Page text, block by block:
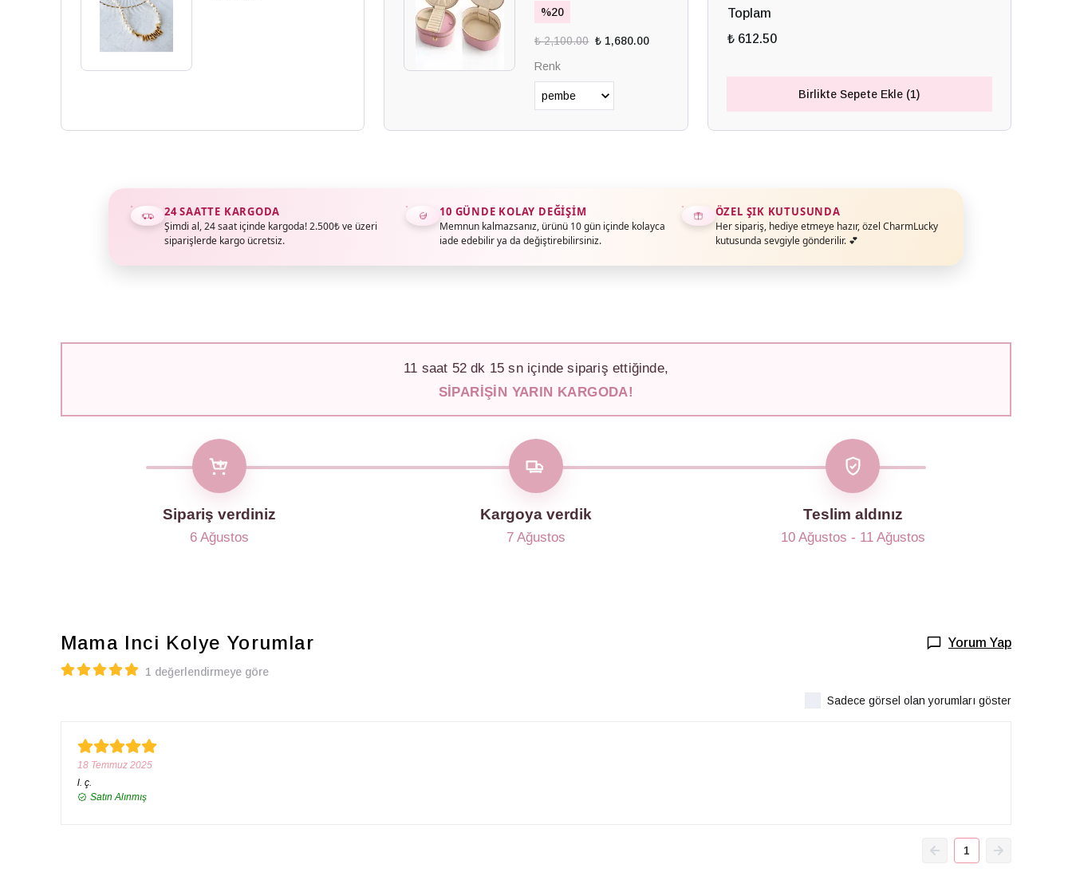
%20
₺ 2,100.00 ₺ 1,680.00
Renk
Toplam
₺ 612.50
Birlikte Sepete Ekle (1)
24 SAATTE KARGODA
Şimdi al, 24 saat içinde kargoda! 2.500₺ ve üzeri
siparişlerde kargo ücretsiz.
10 GÜNDE KOLAY DEĞIŞIM
Memnun kalmazsanız, ürünü 10 gün içinde kolayca
iade edebilir ya da değiştirebilirsiniz.
ÖZEL ŞIK KUTUSUNDA
Her sipariş, hediye etmeye hazır, özel CharmLucky
kutusunda sevgiyle gönderilir. 💕
11 saat 52dk 12 sn içinde sipariş ettiğinde,
SIPARIŞIN YARIN KARGODA!
Sipariş verdiniz
6 Ağustos
Kargoya verdik
7 Ağustos
Teslim aldınız
10 Ağustos - 11 Ağustos
Mama Inci Kolye Yorumlar Yorum Yap
1 değerlendirmeye göre
Sadece görsel olan yorumları göster
18 Temmuz 2025
l. ç.
Satın Alınmış
1